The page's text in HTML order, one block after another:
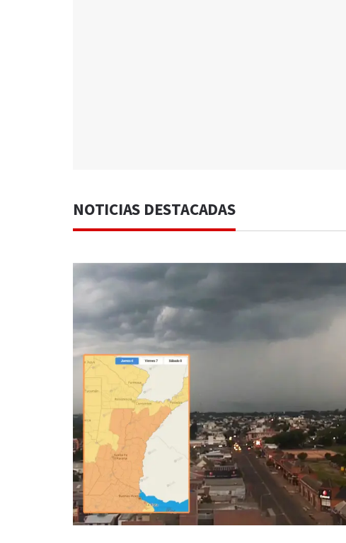
NOTICIAS DESTACADAS